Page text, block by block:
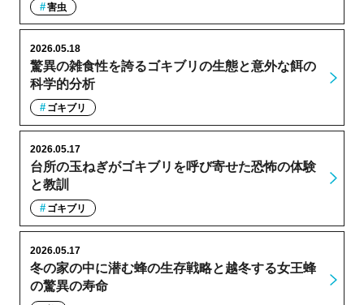
害虫
驚異の雑食性を誇るゴキブリの生態と意外な餌の
科学的分析
2026.05.18
ゴキブリ
台所の玉ねぎがゴキブリを呼び寄せた恐怖の体験
と教訓
2026.05.17
ゴキブリ
冬の家の中に潜む蜂の生存戦略と越冬する女王蜂
の驚異の寿命
2026.05.17